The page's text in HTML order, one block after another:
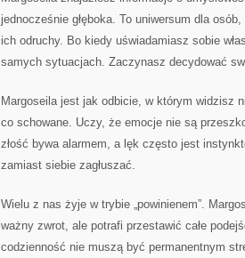
jednocześnie głęboka. To uniwersum dla
ich odruchy. Bo kiedy uświadamiasz sobie
samych sytuacjach. Zaczynasz decydować
Margoseila jest jak odbicie, w którym widzisz
co schowane. Uczy, że emocje nie są
złość bywa alarmem, a lęk często jest
zamiast siebie zagłuszać.
Wielu z nas żyje w trybie „powinienem”.
ważny zwrot, ale potrafi przestawić całe
codzienność nie muszą być permanentnym